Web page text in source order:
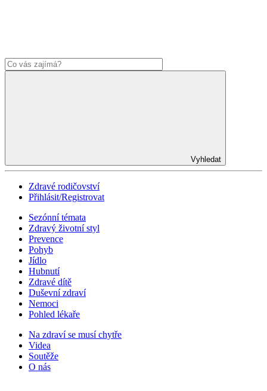
Vyhledat
Zdravé rodičovství
Přihlásit/Registrovat
Sezónní témata
Zdravý životní styl
Prevence
Pohyb
Jídlo
Hubnutí
Zdravé dítě
Duševní zdraví
Nemoci
Pohled lékaře
Na zdraví se musí chytře
Videa
Soutěže
O nás